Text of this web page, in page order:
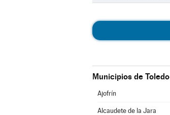
Municipios de Toledo
Ajofrín
Alcaudete de la Jara